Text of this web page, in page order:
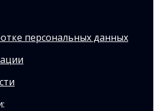
персональных данных